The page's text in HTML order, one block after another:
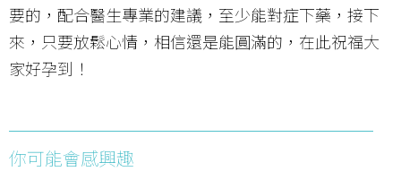
要的，配合醫生專業的建議，至少能對症下藥，接下
來，只要放鬆心情，相信還是能圓滿的，在此祝福大
家好孕到！
你可能會感興趣